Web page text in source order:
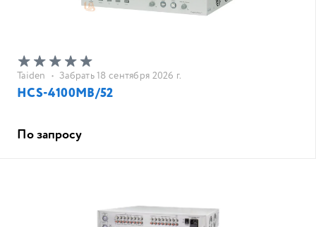
Taiden • Забрать 18 сентября 2026 г.
HCS-4100MB/52
По запросу